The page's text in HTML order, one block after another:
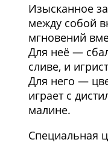
Изысканное
между собой
мгновений
Для неё —
сливе, и
Для него —
играет с
малине.
Специальная